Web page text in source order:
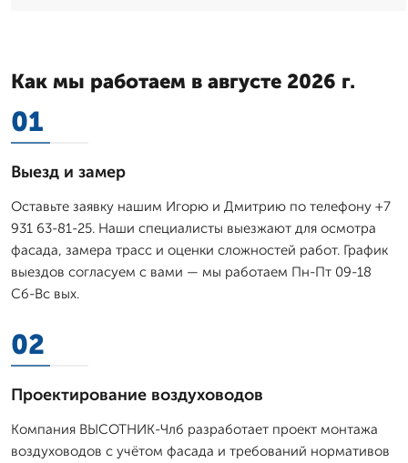
Как мы работаем в августе 2026 г.
01
Выезд и замер
Оставьте заявку нашим Игорю и Дмитрию по телефону +7
931 63-81-25. Наши специалисты выезжают для осмотра
фасада, замера трасс и оценки сложностей работ. График
выездов согласуем с вами — мы работаем Пн-Пт 09-18
Сб-Вс вых.
02
Проектирование воздуховодов
Компания ВЫСОТНИК-Члб разработает проект монтажа
воздуховодов с учётом фасада и требований нормативов